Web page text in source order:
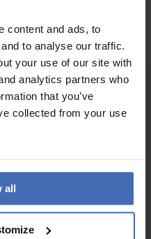
content and ads, to
to analyse our traffic.
your use of our site with
analytics partners who
that you’ve
collected from your use
all
paiement
CHF
)